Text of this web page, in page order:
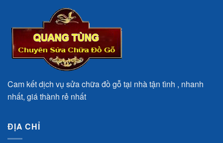
Cam kết dịch vụ sửa chữa đồ gỗ tại nhà tận tình , nhanh
nhất, giá thành rẻ nhất
ĐỊA CHỈ